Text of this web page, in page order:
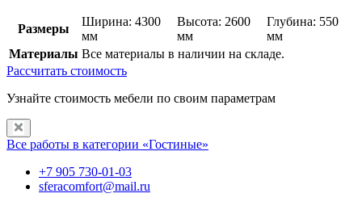
Размеры
Ширина: 4300
мм
Высота: 2600
мм
Глубина: 550
мм
Материалы Все материалы в наличии на складе.
Рассчитать стоимость
Узнайте стоимость мебели по своим параметрам
Все работы в категории «Гостиные»
+7 905 730-01-03
sferacomfort@mail.ru